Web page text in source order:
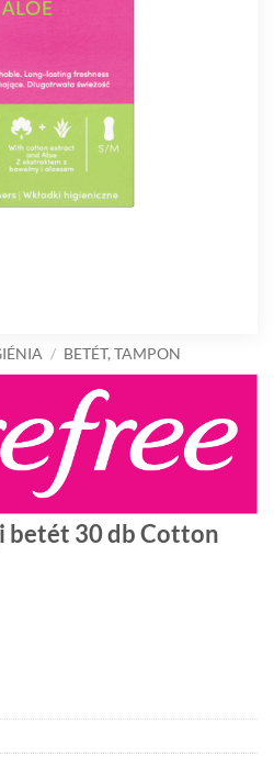
/ BETÉT, TAMPON
betét 30 db Cotton